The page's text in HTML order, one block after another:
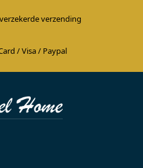
verzending
/ Visa / Paypal